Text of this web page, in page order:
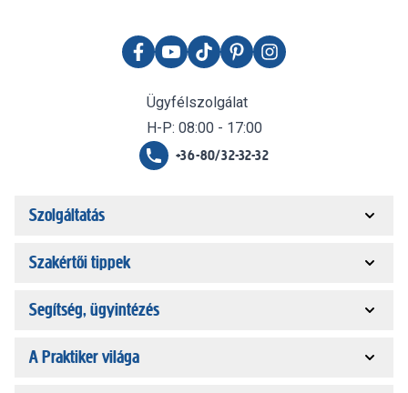
Ügyfélszolgálat
H-P: 08:00 - 17:00
+36-80/32-32-32
Szolgáltatás
Szakértői tippek
Segítség, ügyintézés
A Praktiker világa